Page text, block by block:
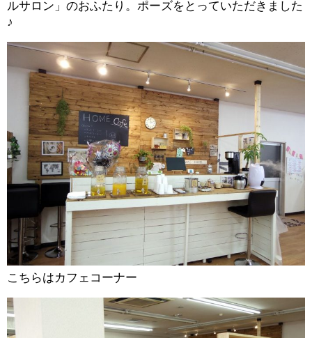
ルサロン」のおふたり。ポーズをとっていただきました
♪
こちらはカフェコーナー